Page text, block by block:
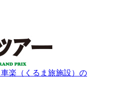
楽（くるま旅施設）の